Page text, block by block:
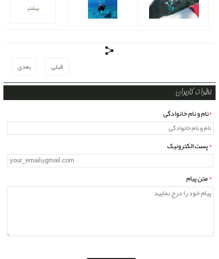
بیشتر
بعدی قبلی
نظرات کاربران
*نام و نام خانوادگی
*پست الکترونیک
*متن پیام